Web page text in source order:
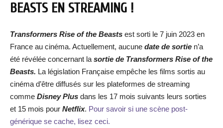
BEASTS EN STREAMING !
Transformers Rise of the Beasts est sorti le 7 juin 2023 en
France au cinéma. Actuellement, aucune date de sortie n’a
été révélée concernant la sortie de Transformers Rise of the
Beasts. La législation Française empêche les films sortis au
cinéma d’être diffusés sur les plateformes de streaming
comme Disney Plus dans les 17 mois suivants leurs sorties
et 15 mois pour Netflix. Pour savoir si une scène post-
générique se cache, lisez ceci.